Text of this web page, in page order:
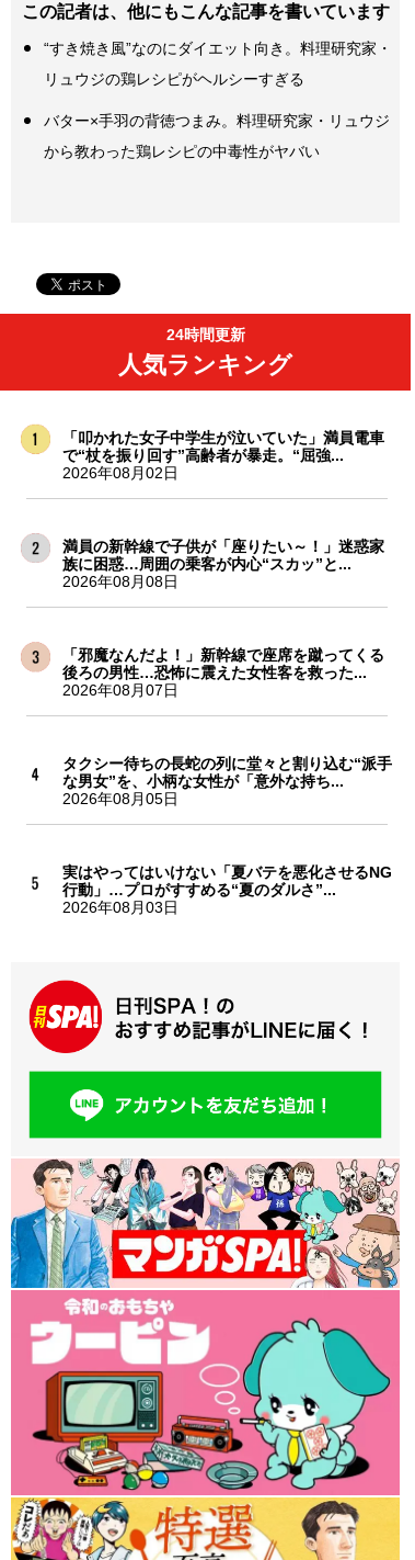
この記者は、他にもこんな記事を書いています
“すき焼き風”なのにダイエット向き。料理研究家・
リュウジの鶏レシピがヘルシーすぎる
バター×手羽の背徳つまみ。料理研究家・リュウジ
から教わった鶏レシピの中毒性がヤバい
24時間更新
人気ランキング
「叩かれた女子中学生が泣いていた」満員電車
で“杖を振り回す”高齢者が暴走。“屈強...
2026年08月02日
満員の新幹線で子供が「座りたい～！」迷惑家
族に困惑…周囲の乗客が内心“スカッ”と...
2026年08月08日
「邪魔なんだよ！」新幹線で座席を蹴ってくる
後ろの男性…恐怖に震えた女性客を救った...
2026年08月07日
タクシー待ちの長蛇の列に堂々と割り込む“派手
な男女”を、小柄な女性が「意外な持ち...
2026年08月05日
実はやってはいけない「夏バテを悪化させるNG
行動」…プロがすすめる“夏のダルさ”...
2026年08月03日